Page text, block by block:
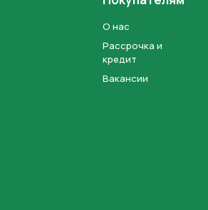
О нас
Рассрочка и
кредит
Вакансии